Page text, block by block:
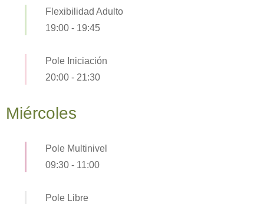
Flexibilidad Adulto
19:00 - 19:45
Pole Iniciación
20:00 - 21:30
Miércoles
Pole Multinivel
09:30 - 11:00
Pole Libre